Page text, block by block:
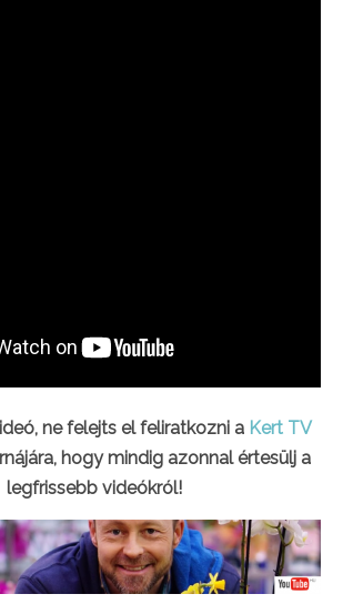
ne felejts el feliratkozni a Kert TV
hogy mindig azonnal értesülj a
legfrissebb videókról!